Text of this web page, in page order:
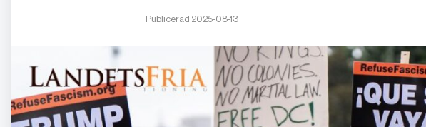
Publicerad 2025-08-13